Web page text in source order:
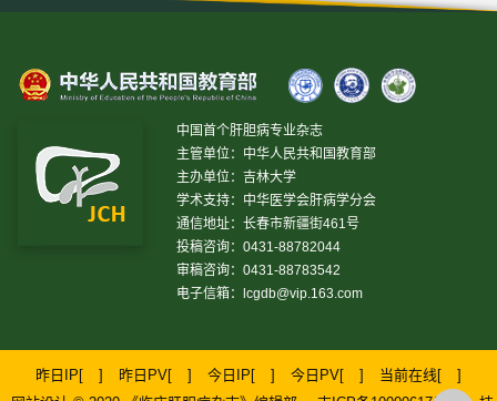
中国首个肝胆病专业杂志
主管单位：中华人民共和国教育部
主办单位：吉林大学
学术支持：中华医学会肝病学分会
通信地址：长春市新疆街461号
投稿咨询：0431-88782044
审稿咨询：0431-88783542
电子信箱：
lcgdb@vip.163.com
昨日IP[ ] 昨日PV[ ] 今日IP[ ] 今日PV[ ] 当前在线[
]